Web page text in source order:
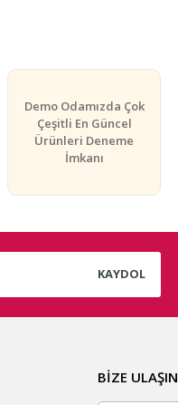
Demo Odamızda Çok
Çeşitli En Güncel
Ürünleri Deneme
İmkanı
KAYDOL
BİZE ULAŞIN